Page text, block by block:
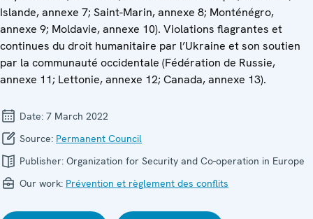
Islande, annexe 7; Saint-Marin, annexe 8; Monténégro,
annexe 9; Moldavie, annexe 10). Violations flagrantes et
continues du droit humanitaire par l’Ukraine et son soutien
par la communauté occidentale (Fédération de Russie,
annexe 11; Lettonie, annexe 12; Canada, annexe 13).
Date: 7 March 2022
Source: Permanent Council
Publisher: Organization for Security and Co-operation in Europe
Our work: Prévention et règlement des conflits